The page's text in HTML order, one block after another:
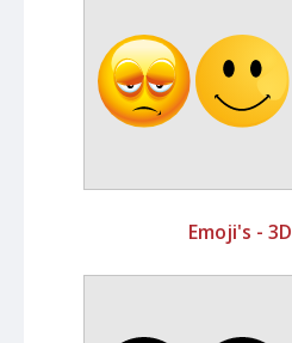
Emoji's - 3D